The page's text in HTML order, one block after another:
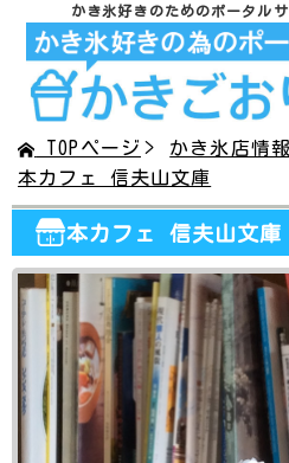
かき氷好きのためのポータル
TOPページ
かき氷店情報
本カフェ 信夫山文庫
本カフェ 信夫山文庫